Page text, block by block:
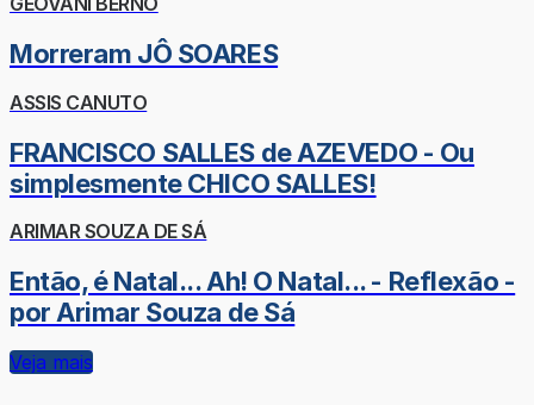
Morreram JÔ SOARES
ASSIS CANUTO
FRANCISCO SALLES de AZEVEDO - Ou
simplesmente CHICO SALLES!
ARIMAR SOUZA DE SÁ
Então, é Natal... Ah! O Natal... - Reflexão -
por Arimar Souza de Sá
Veja mais